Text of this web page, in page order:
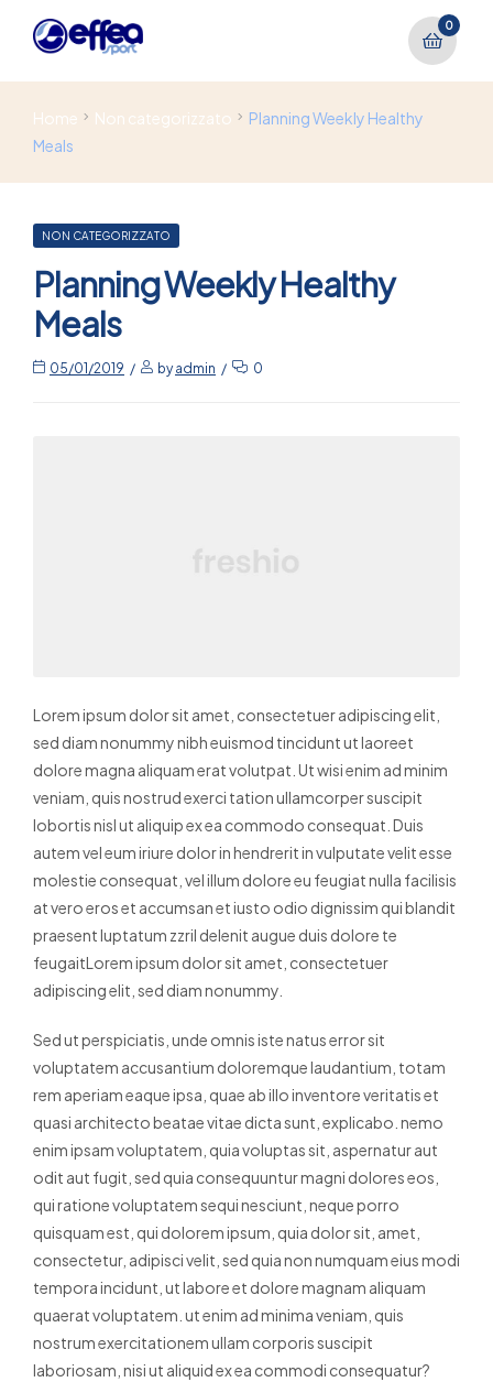
0
Home Non categorizzato
Planning Weekly Healthy
Meals
NON CATEGORIZZATO
Planning Weekly Healthy
Meals
05/01/2019 byadmin 0
Lorem ipsum dolor sit amet, consectetuer adipiscing elit,
sed diam nonummy nibh euismod tincidunt ut laoreet
dolore magna aliquam erat volutpat. Ut wisi enim ad minim
veniam, quis nostrud exerci tation ullamcorper suscipit
lobortis nisl ut aliquip ex ea commodo consequat. Duis
autem vel eum iriure dolor in hendrerit in vulputate velit esse
molestie consequat, vel illum dolore eu feugiat nulla facilisis
at vero eros et accumsan et iusto odio dignissim qui blandit
praesent luptatum zzril delenit augue duis dolore te
feugaitLorem ipsum dolor sit amet, consectetuer
adipiscing elit, sed diam nonummy.
Sed ut perspiciatis, unde omnis iste natus error sit
voluptatem accusantium doloremque laudantium, totam
rem aperiam eaque ipsa, quae ab illo inventore veritatis et
quasi architecto beatae vitae dicta sunt, explicabo. nemo
enim ipsam voluptatem, quia voluptas sit, aspernatur aut
odit aut fugit, sed quia consequuntur magni dolores eos,
qui ratione voluptatem sequi nesciunt, neque porro
quisquam est, qui dolorem ipsum, quia dolor sit, amet,
consectetur, adipisci velit, sed quia non numquam eius modi
tempora incidunt, ut labore et dolore magnam aliquam
quaerat voluptatem. ut enim ad minima veniam, quis
nostrum exercitationem ullam corporis suscipit
laboriosam, nisi ut aliquid ex ea commodi consequatur?